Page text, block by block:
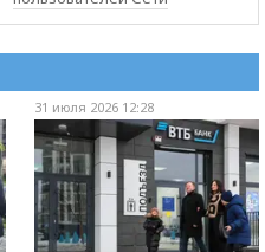
31 июля 2026 12:28